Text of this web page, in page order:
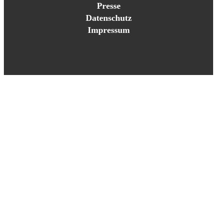
Presse
Datenschutz
Impressum